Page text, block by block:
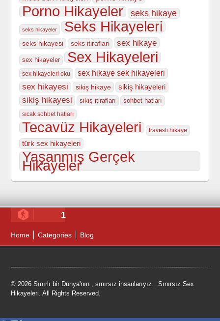
Porno Hikayeler seks hikaye
seks hikayeler Seks Hikayeleri
seks hikayesi seks itiraflari sex hikaye
sex hikayeler Sex Hikayeleri
sex hikayeleri oku sex hikaye sek hikayeleri
sex hikayesi sikiş hikaye sikiş hikayeleri
sikiş hikayesi sikiş itirafları sohbet hatları
sıcak sohbet hatları
Tecavüz Hikayeleri travesti hikaye
türk sex hikayeleri
Yaşanmış Gerçek
Hikayeler
1
Home Categories Blog
© 2026 Sınırlı bir Dünya'nın , sınırsız insanlarıyız…Sınırsız Sex
Hikayeleri. All Rights Reserved.